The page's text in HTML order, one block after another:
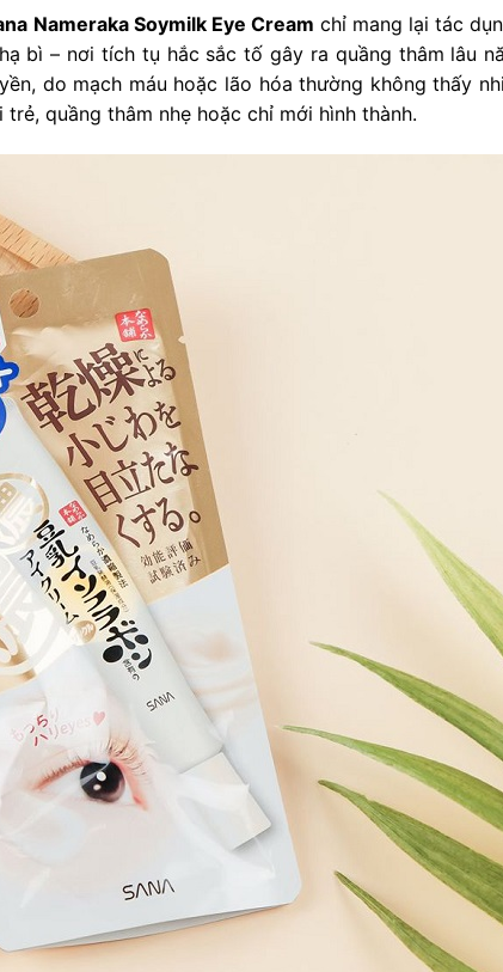
Nameraka Soymilk Eye Cream chỉ mang lại tác
bì – nơi tích tụ hắc sắc tố gây ra quầng thâm lâu
do mạch máu hoặc lão hóa thường không thấy
quầng thâm nhẹ hoặc chỉ mới hình thành.